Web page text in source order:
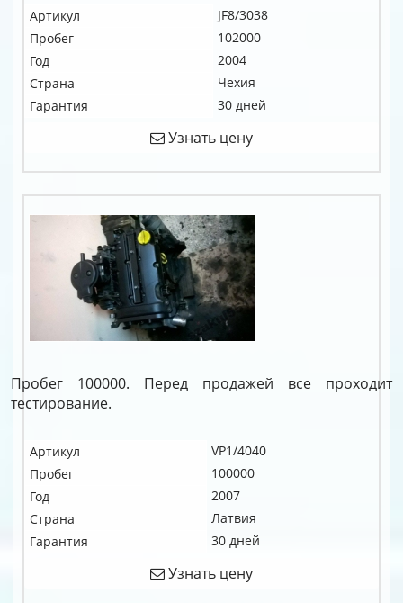
Артикул
JF8/3038
Пробег
102000
Год
2004
Страна
Чехия
Гарантия
30 дней
Узнать цену
Пробег 100000. Перед продажей все проходит
тестирование.
Артикул
VP1/4040
Пробег
100000
Год
2007
Страна
Латвия
Гарантия
30 дней
Узнать цену